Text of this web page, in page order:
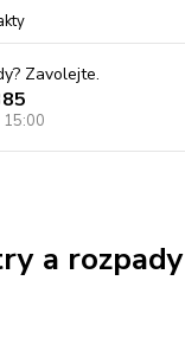
Zavolejte.
15:00
a rozpady